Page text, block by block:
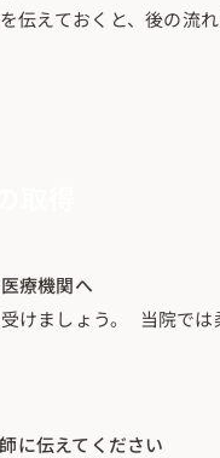
療機関へ
けましょう。 当院で
に伝えてください
伝えておくと、後の流れ